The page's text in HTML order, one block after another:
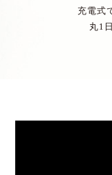
充電式
丸1